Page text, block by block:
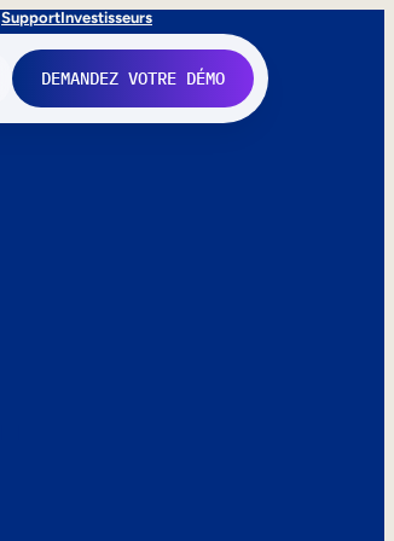
SupportInvestisseurs
DEMANDEZ VOTRE DÉMO